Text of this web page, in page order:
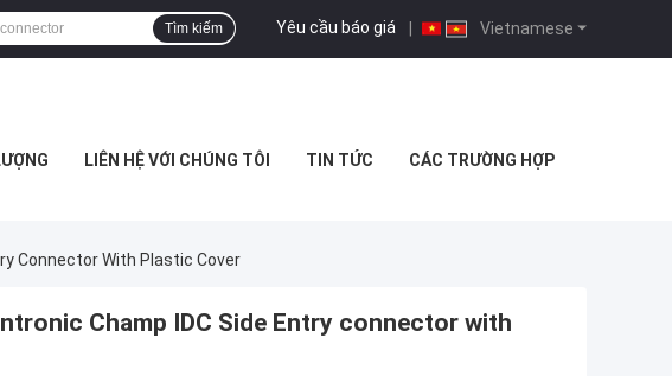
Vietnamese
Yêu cầu báo giá |
Tìm kiếm
LIÊN HỆ VỚI CHÚNG TÔI TIN TỨC CÁC TRƯỜNG HỢP
Connector With Plastic Cover
Champ IDC Side Entry connector with